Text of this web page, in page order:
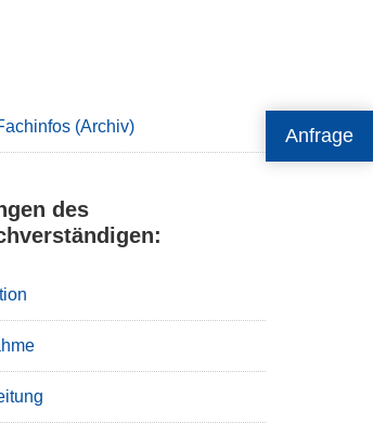
Anfrage
(Archiv)
des